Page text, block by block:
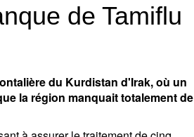
de Tamiflu
du Kurdistan d'Irak, où un
la région manquait totalement de